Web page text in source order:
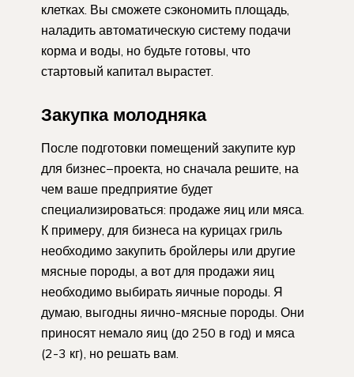
клетках. Вы сможете сэкономить площадь,
наладить автоматическую систему подачи
корма и воды, но будьте готовы, что
стартовый капитал вырастет.
Закупка молодняка
После подготовки помещений закупите кур
для бизнес−проекта, но сначала решите, на
чем ваше предприятие будет
специализироваться: продаже яиц или мяса.
К примеру, для бизнеса на курицах гриль
необходимо закупить бройлеры или другие
мясные породы, а вот для продажи яиц
необходимо выбирать яичные породы. Я
думаю, выгодны яично-мясные породы. Они
приносят немало яиц (до 250 в год) и мяса
(2-3 кг), но решать вам.